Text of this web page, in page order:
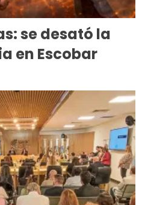
se desató la
en Escobar